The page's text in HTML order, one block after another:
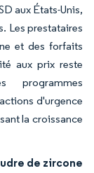
aux États-Unis,
Les prestataires
et des forfaits
aux prix reste
d'urgence
la croissance
de zircone